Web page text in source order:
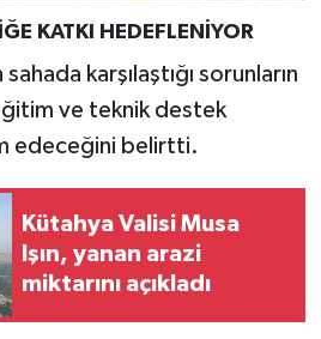
KATKI HEDEFLENİYOR
karşılaştığı sorunların
ve teknik destek
edeceğini belirtti.
Kütahya Valisi Musa
Işın, yanan arazi
miktarını açıkladı